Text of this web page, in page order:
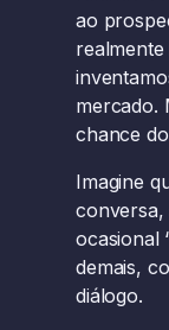
ao
mercado.
chance
Imagine
conversa,
ocasional
demais,
diálogo.